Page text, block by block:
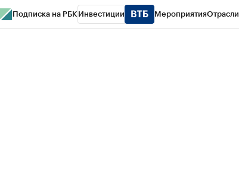
Подписка на РБК Инвестиции МероприятияОтрасли